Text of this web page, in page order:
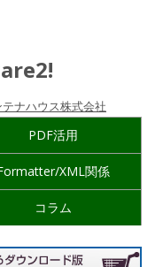
テナハウス株式会社
PDF活用
XML関係
コラム